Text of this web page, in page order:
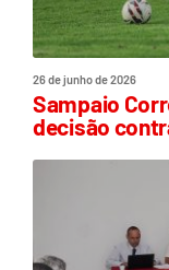
26 de junho de 2026
Sampaio
decisão